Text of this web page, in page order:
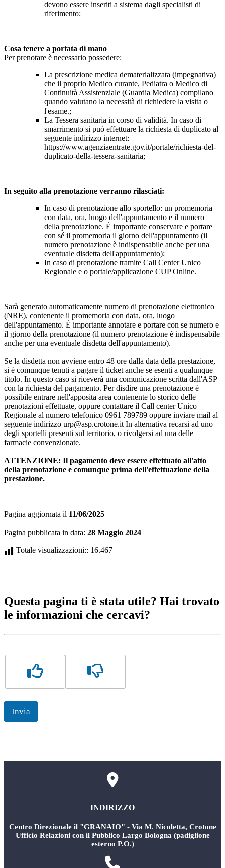
devono essere inseriti a sistema dagli specialisti di
riferimento;
Cosa tenere a portata di mano
Per prenotare è necessario possedere:
La prescrizione medica dematerializzata (impegnativa)
che il proprio Medico curante, Pediatra o Medico di
Continuità Assistenziale (Guardia Medica) compilano
quando valutano la necessità di richiedere la visita o
l'esame.;
La Tessera sanitaria in corso di validità. In caso di
smarrimento si può effettuare la richiesta di duplicato al
seguente indirizzo internet:
https://www.agenziaentrate.gov.it/portale/richiesta-del-
duplicato-della-tessera-sanitaria;
In seguito alla prenotazione verranno rilasciati:
In caso di prenotazione allo sportello: un promemoria
con data, ora, luogo dell'appuntamento e il numero
della prenotazione. È importante conservare e portare
con sé il promemoria il giorno dell'appuntamento (il
numero prenotazione è indispensabile anche per una
eventuale disdetta dell'appuntamento);
In caso di prenotazione tramite Call Center Unico
Regionale e o portale/applicazione CUP Online.
Sarà generato automaticamente numero di prenotazione elettronico
(NRE), contenente il promemoria con data, ora, luogo
dell'appuntamento. È importante annotare e portare con se numero e
il giorno della prenotazione (il numero prenotazione è indispensabile
anche per una eventuale disdetta dell'appuntamento).
Se la disdetta non avviene entro 48 ore dalla data della prestazione,
si è comunque tenuti a pagare il ticket anche se esenti a qualunque
titolo. In questo caso si riceverà una comunicazione scritta dall'ASP
con la richiesta del pagamento. Per disdire una prenotazione è
possibile entrare nell'apposita area contenente lo storico delle
prenotazioni effettuate, oppure contattare il Call center Unico
Regionale al numero telefonico 0961 789789 oppure inviare mail al
seguente indirizzo urp@asp.crotone.it In alternativa recarsi ad uno
degli sportelli presenti sul territorio, o rivolgersi ad una delle
farmacie convenzionate.
ATTENZIONE: Il pagamento deve essere effettuato all'atto
della prenotazione e comunque prima dell'effettuazione della
prestazione.
Pagina aggiornata il 11/06/2025
Pagina pubblicata in data: 28 Maggio 2024
Totale visualizzazioni:: 16.467
Questa pagina ti è stata utile? Hai trovato
le informazioni che cercavi?
Invia
INDIRIZZO
Centro Direzionale il "GRANAIO" - Via M. Nicoletta, Crotone
Ufficio Relazioni con il Pubblico Largo Bologna (padiglione
esterno P.O.)